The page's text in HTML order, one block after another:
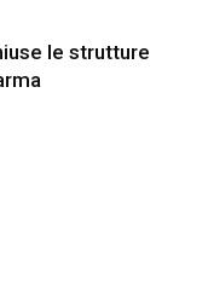
le strutture